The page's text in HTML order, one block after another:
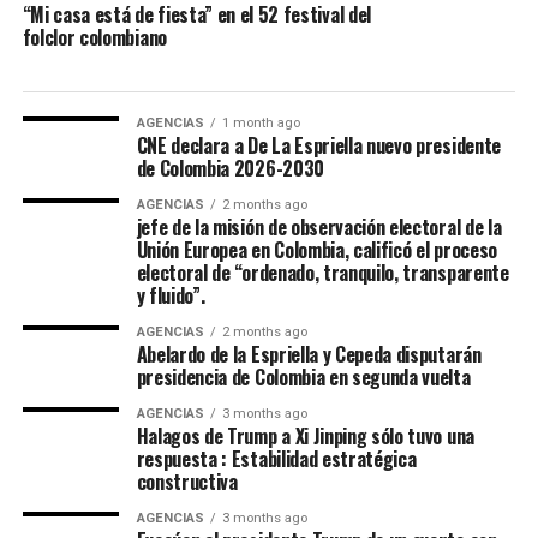
Maria Paula Gonzalez Lozano, representó a Ibagué en el
52 Festival Folclórico Colombiano , fue elejida como
Embajadora Municipal del Folclor, representaba la
comuna 12 de la ciudad y obtuvo el titulo por su
carisma, dominio escenico e interpretación del baile
La Virreina Nacional del Folclor 2026, es Mariangel
Tumay Hernandez, representante del departamento del
“Mi casa está de fiesta” en el 52 festival del
folclor colombiano
AGENCIAS 1 month ago
CNE declara a De La Espriella nuevo presidente
de Colombia 2026-2030
AGENCIAS 2 months ago
jefe de la misión de observación electoral de la
Unión Europea en Colombia, calificó el proceso
electoral de “ordenado, tranquilo, transparente
y fluido”.
AGENCIAS 2 months ago
Abelardo de la Espriella y Cepeda disputarán
presidencia de Colombia en segunda vuelta
AGENCIAS 3 months ago
Halagos de Trump a Xi Jinping sólo tuvo una
respuesta : Estabilidad estratégica
constructiva
AGENCIAS 3 months ago